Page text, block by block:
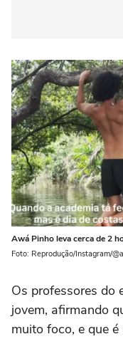
Awá Pinho leva cerca de 2
Foto: Reprodução/Instagram/
Os professores do
jovem, afirmando
muito foco, e que